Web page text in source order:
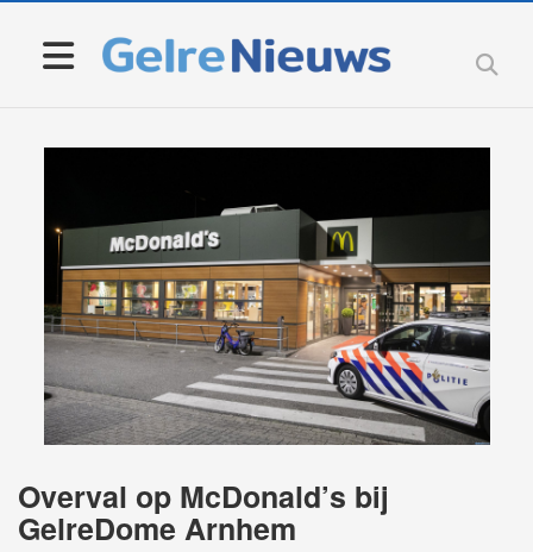
Overval op McDonald’s bij
GelreDome Arnhem